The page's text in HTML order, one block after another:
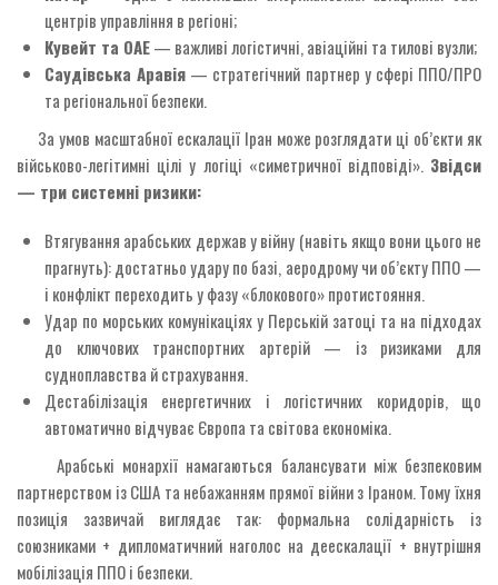
центрів управління в регіоні;
Кувейт та ОАЕ— важливі логістичні, авіаційні та тилові вузли;
Саудівська Аравія — стратегічний партнер у сфері ППО/ПРО
та регіональної безпеки.
За умов масштабної ескалації Іран може розглядати ці об’єкти як
військово-легітимні цілі у логіці «симетричної відповіді». Звідси
— три системні ризики:
Втягування арабських держав у війну (навіть якщо вони цього не
прагнуть): достатньо удару по базі, аеродрому чи об’єкту ППО —
і конфлікт переходить у фазу «блокового» протистояння.
Удар по морських комунікаціях у Перській затоці та на підходах
до ключових транспортних артерій — із ризиками для
судноплавства й страхування.
Дестабілізація енергетичних і логістичних коридорів, що
автоматично відчуває Європа та світова економіка.
Арабські монархії намагаються балансувати між безпековим
партнерством із США та небажанням прямої війни з Іраном. Тому їхня
позиція зазвичай виглядає так: формальна солідарність із
союзниками + дипломатичний наголос на деескалації + внутрішня
мобілізація ППО і безпеки.